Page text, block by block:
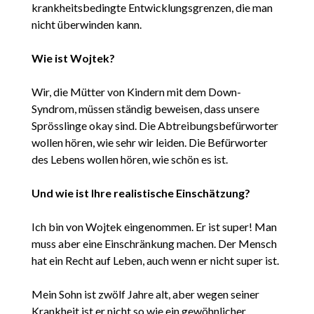
krankheitsbedingte Entwicklungsgrenzen, die man
nicht überwinden kann.
Wie ist Wojtek?
Wir, die Mütter von Kindern mit dem Down-
Syndrom, müssen ständig beweisen, dass unsere
Sprösslinge okay sind. Die Abtreibungsbefürworter
wollen hören, wie sehr wir leiden. Die Befürworter
des Lebens wollen hören, wie schön es ist.
Und wie ist Ihre realistische Einschätzung?
Ich bin von Wojtek eingenommen. Er ist super! Man
muss aber eine Einschränkung machen. Der Mensch
hat ein Recht auf Leben, auch wenn er nicht super ist.
Mein Sohn ist zwölf Jahre alt, aber wegen seiner
Krankheit ist er nicht so wie ein gewöhnlicher